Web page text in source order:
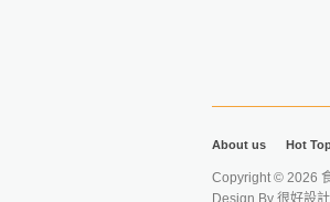
About us Hot
Copyright © 2026